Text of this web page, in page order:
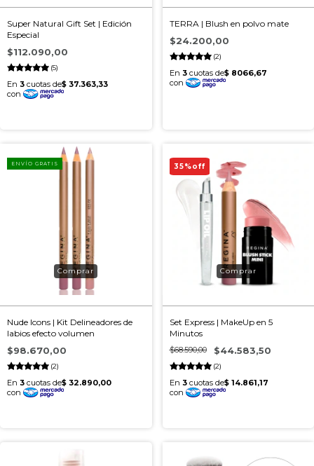
Super Natural Gift Set | Edición
Especial
(5)
$112.090,00
TERRA | Blush en polvo mate
(2)
$24.200,00
ENVÍO GRATIS
Nude Icons | Kit Delineadores de
labios efecto volumen
(2)
$98.670,00
35%off
Set Express | MakeUp en 5
Minutos
(2)
$68.590,00 $44.583,50